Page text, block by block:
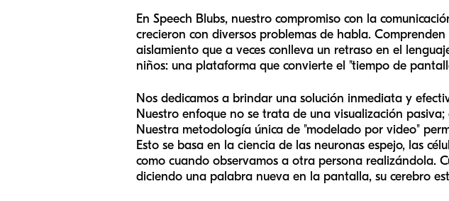
En Speech Blubs, nuestro compromiso con la
crecieron con diversos problemas de habla.
aislamiento que a veces conlleva un retraso en el
niños: una plataforma que convierte el "tiempo de
Nos dedicamos a brindar una solución inmediata y
Nuestro enfoque no se trata de una visualización
Nuestra metodología única de "modelado por video"
Esto se basa en la ciencia de las neuronas espejo, las
como cuando observamos a otra persona realizándola.
diciendo una palabra nueva en la pantalla, su cerebro